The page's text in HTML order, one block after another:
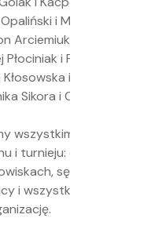
i Maciej Zając,
Arciemiuk i Małgosia
i Franek
i Agata
Sikora i Oliwia Sikora,
wszystkim którzy
i turnieju: obsłudze
sędziom na sali
i wszystkim